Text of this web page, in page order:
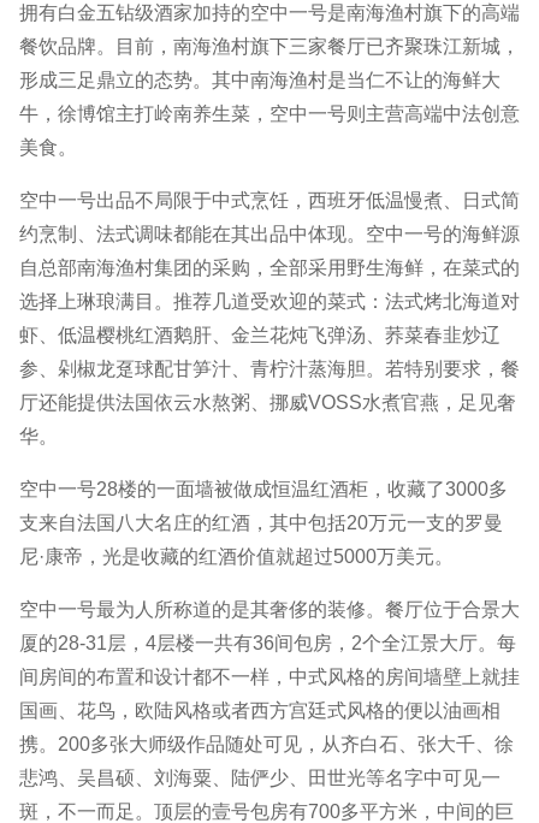
拥有白金五钻级酒家加持的空中一号是南海渔村旗下的高端
餐饮品牌。目前，南海渔村旗下三家餐厅已齐聚珠江新城，
形成三足鼎立的态势。其中南海渔村是当仁不让的海鲜大
牛，徐博馆主打岭南养生菜，空中一号则主营高端中法创意
美食。
空中一号出品不局限于中式烹饪，西班牙低温慢煮、日式简
约烹制、法式调味都能在其出品中体现。空中一号的海鲜源
自总部南海渔村集团的采购，全部采用野生海鲜，在菜式的
选择上琳琅满目。推荐几道受欢迎的菜式：法式烤北海道对
虾、低温樱桃红酒鹅肝、金兰花炖飞弹汤、荞菜春韭炒辽
参、剁椒龙趸球配甘笋汁、青柠汁蒸海胆。若特别要求，餐
厅还能提供法国依云水熬粥、挪威VOSS水煮官燕，足见奢
华。
空中一号28楼的一面墙被做成恒温红酒柜，收藏了3000多
支来自法国八大名庄的红酒，其中包括20万元一支的罗曼
尼·康帝，光是收藏的红酒价值就超过5000万美元。
空中一号最为人所称道的是其奢侈的装修。餐厅位于合景大
厦的28-31层，4层楼一共有36间包房，2个全江景大厅。每
间房间的布置和设计都不一样，中式风格的房间墙壁上就挂
国画、花鸟，欧陆风格或者西方宫廷式风格的便以油画相
携。200多张大师级作品随处可见，从齐白石、张大千、徐
悲鸿、吴昌硕、刘海粟、陆俨少、田世光等名字中可见一
斑，不一而足。顶层的壹号包房有700多平方米，中间的巨